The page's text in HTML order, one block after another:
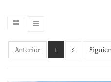
Anterior 1 2